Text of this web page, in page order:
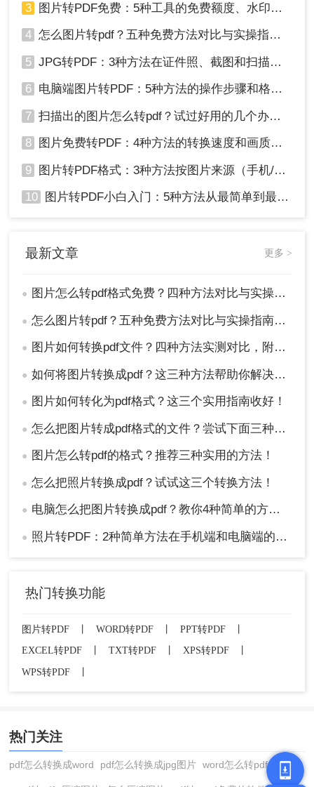
3 图片转PDF免费：5种工具的免费额度、水印和文件限制对比！
4 怎么图片转pdf？五种免费方法对比与实操指南（附详细表格）！
5 JPG转PDF：3种方法在证件照、截图和扫描件上的转换精度差异！
6 电脑端图片转PDF：5种方法的操作步骤和格式保留对比！
7 扫描出的图片怎么转pdf？试过好用的几个办法！
8 图片免费转PDF：4种方法的转换速度和画质损失对比！
9 图片转PDF格式：3种方法按图片来源（手机/相机/截图）选！
10 图片转PDF小白入门：5种方法从最简单到最专业逐步升级！
最新文章 更多 >
● 图片怎么转pdf格式免费？四种方法对比与实操指南（附详细表格）!
● 怎么图片转pdf？五种免费方法对比与实操指南（附详细表格）！
● 图片如何转换pdf文件？四种方法实测对比，附各场景最优选！
● 如何将图片转换成pdf？这三种方法帮助你解决问题！
● 图片如何转化为pdf格式？这三个实用指南收好！
● 怎么把图片转成pdf格式的文件？尝试下面三种方法！
● 图片怎么转pdf的格式？推荐三种实用的方法！
● 怎么把照片转换成pdf？试试这三个转换方法！
● 电脑怎么把图片转换成pdf？教你4种简单的方法！
● 照片转PDF：2种简单方法在手机端和电脑端的操作差异！
热门转换功能
图片转PDF 丨 WORD转PDF 丨 PPT转PDF
丨
EXCEL转PDF
TXT转PDF XPS转PDF
WPS转PDF
热门关注
pdf怎么转换成word pdf怎么转换成jpg图片 word怎么转pdf